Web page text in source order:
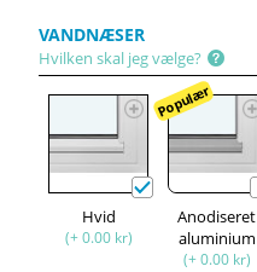
VANDNÆSER
Hvilken skal jeg vælge?
Hvid
(+ 0.00 kr)
Populær
Anodiseret
aluminium
(+ 0.00 kr)